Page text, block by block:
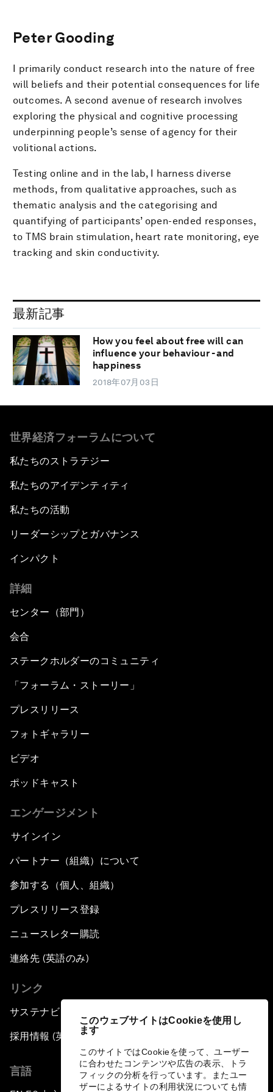
このウェブサイトはCookieを使用し
ます
このサイトではCookieを使って、ユーザー
に合わせたコンテンツや広告の表示、トラ
フィックの分析を行っています。またユー
ザーによるサイトの利用状況についても情
Peter Gooding
I primarily conduct research into the nature of free
will beliefs and their potential consequences for life
outcomes. A second avenue of research involves
exploring the physical and cognitive processing
underpinning people’s sense of agency for their
volitional actions.
Testing online and in the lab, I harness diverse
methods, from qualitative approaches, such as
thematic analysis and the categorising and
quantifying of participants’ open-ended responses,
to TMS brain stimulation, heart rate monitoring, eye
tracking and skin conductivity.
最新記事
How you feel about free will can
influence your behaviour - and
happiness
2018年07月03日
世界経済フォーラムについて
私たちのストラテジー
私たちのアイデンティティ
私たちの活動
リーダーシップとガバナンス
インパクト
詳細
センター（部門）
会合
ステークホルダーのコミュニティ
「フォーラム・ストーリー」
プレスリリース
フォトギャラリー
ビデオ
ポッドキャスト
エンゲージメント
サインイン
パートナー（組織）について
参加する（個人、組織）
プレスリリース登録
ニュースレター購読
連絡先 (英語のみ)
リンク
サステナビリティへの取り組み
採用情報 (英語のみ)
言語